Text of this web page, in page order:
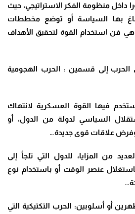
منظومة الفكر الاستراتيجي، حيث
بها السياسة أو توضع مخططات
فن استخدام القوة لتحقيق الأهداف
الحرب إلى قسمين : الحرب الهجومية
فيها القوة العسكرية لانتهاك
السياسي لدولة من الدول، أو
علاقات قوى جديدة…
من المزايا، للدول التي تلجأ إلى
عنصر الوقت أو باستخدام نوع
أو أسلوبين: الحرب التكتيكية التي